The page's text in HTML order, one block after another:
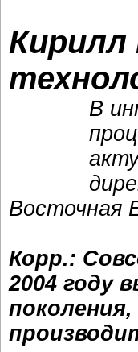
Кирилл
В
Восточная
Корр.:
2004 году